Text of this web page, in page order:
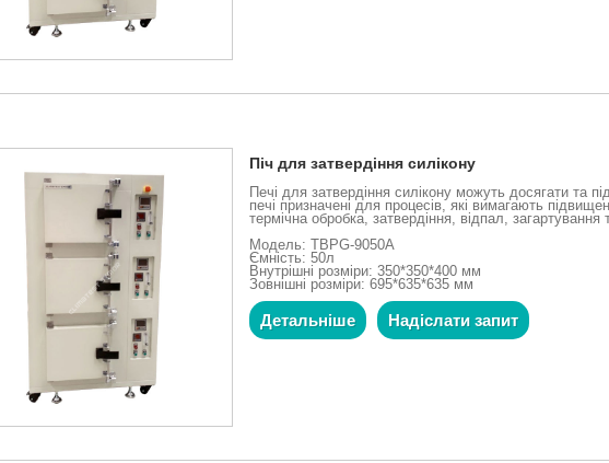
Піч для затвердіння силікону
Печі для затвердіння силікону можуть досягати та
печі призначені для процесів, які вимагають
термічна обробка, затвердіння, відпал, загартування
Модель: TBPG-9050A
Ємність: 50л
Внутрішні розміри: 350*350*400 мм
Зовнішні розміри: 695*635*635 мм
Детальніше Надіслати запит